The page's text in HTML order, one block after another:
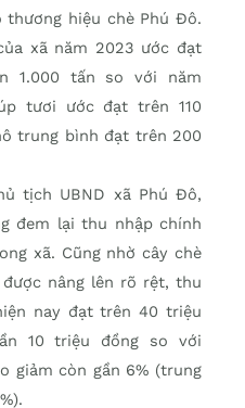
hiệu chè Phú Đô.
xã năm 2023 ước đạt
1.000 tấn so với năm
tươi ước đạt trên 110
trung bình đạt trên 200
tịch UBND xã Phú Đô,
đem lại thu nhập chính
xã. Cũng nhờ cây chè
nâng lên rõ rệt, thu
nay đạt trên 40 triệu
10 triệu đồng so với
giảm còn gần 6% (trung